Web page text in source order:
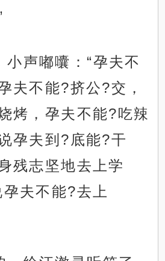
小声嘟囔：“孕夫不
夫不能?挤公?交，
烤，孕夫不能?吃辣
夫到?底能?干
残志坚地去上学
夫不能?去上